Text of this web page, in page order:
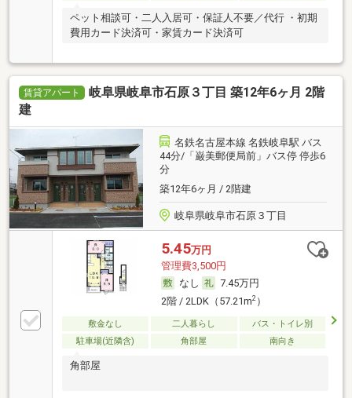
ペット相談可・二人入居可・保証人不要／代行 ・初期
費用カード決済可・家賃カード決済可
賃貸アパート
岐阜県岐阜市石原３丁目 築12年6ヶ月 2階
建
名鉄名古屋本線 名鉄岐阜駅 バス
44分/「巌美郵便局前」バス停 停歩6
分
築12年6ヶ月 / 2階建
岐阜県岐阜市石原３丁目
5.45万円
管理費3,500円
なし
7.45万円
2階 / 2LDK（57.21m2）
敷金なし 二人暮らし
バス・トイレ別
駐車場(近隣含)
角部屋 南向き
角部屋